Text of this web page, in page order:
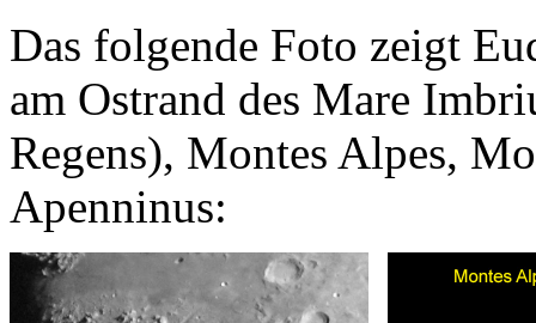
Das folgende Foto zeigt
am Ostrand des Mare
Regens), Montes Alpes,
Apenninus: